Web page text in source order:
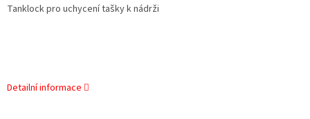
Tanklock pro uchycení tašky k nádrži
Detailní informace